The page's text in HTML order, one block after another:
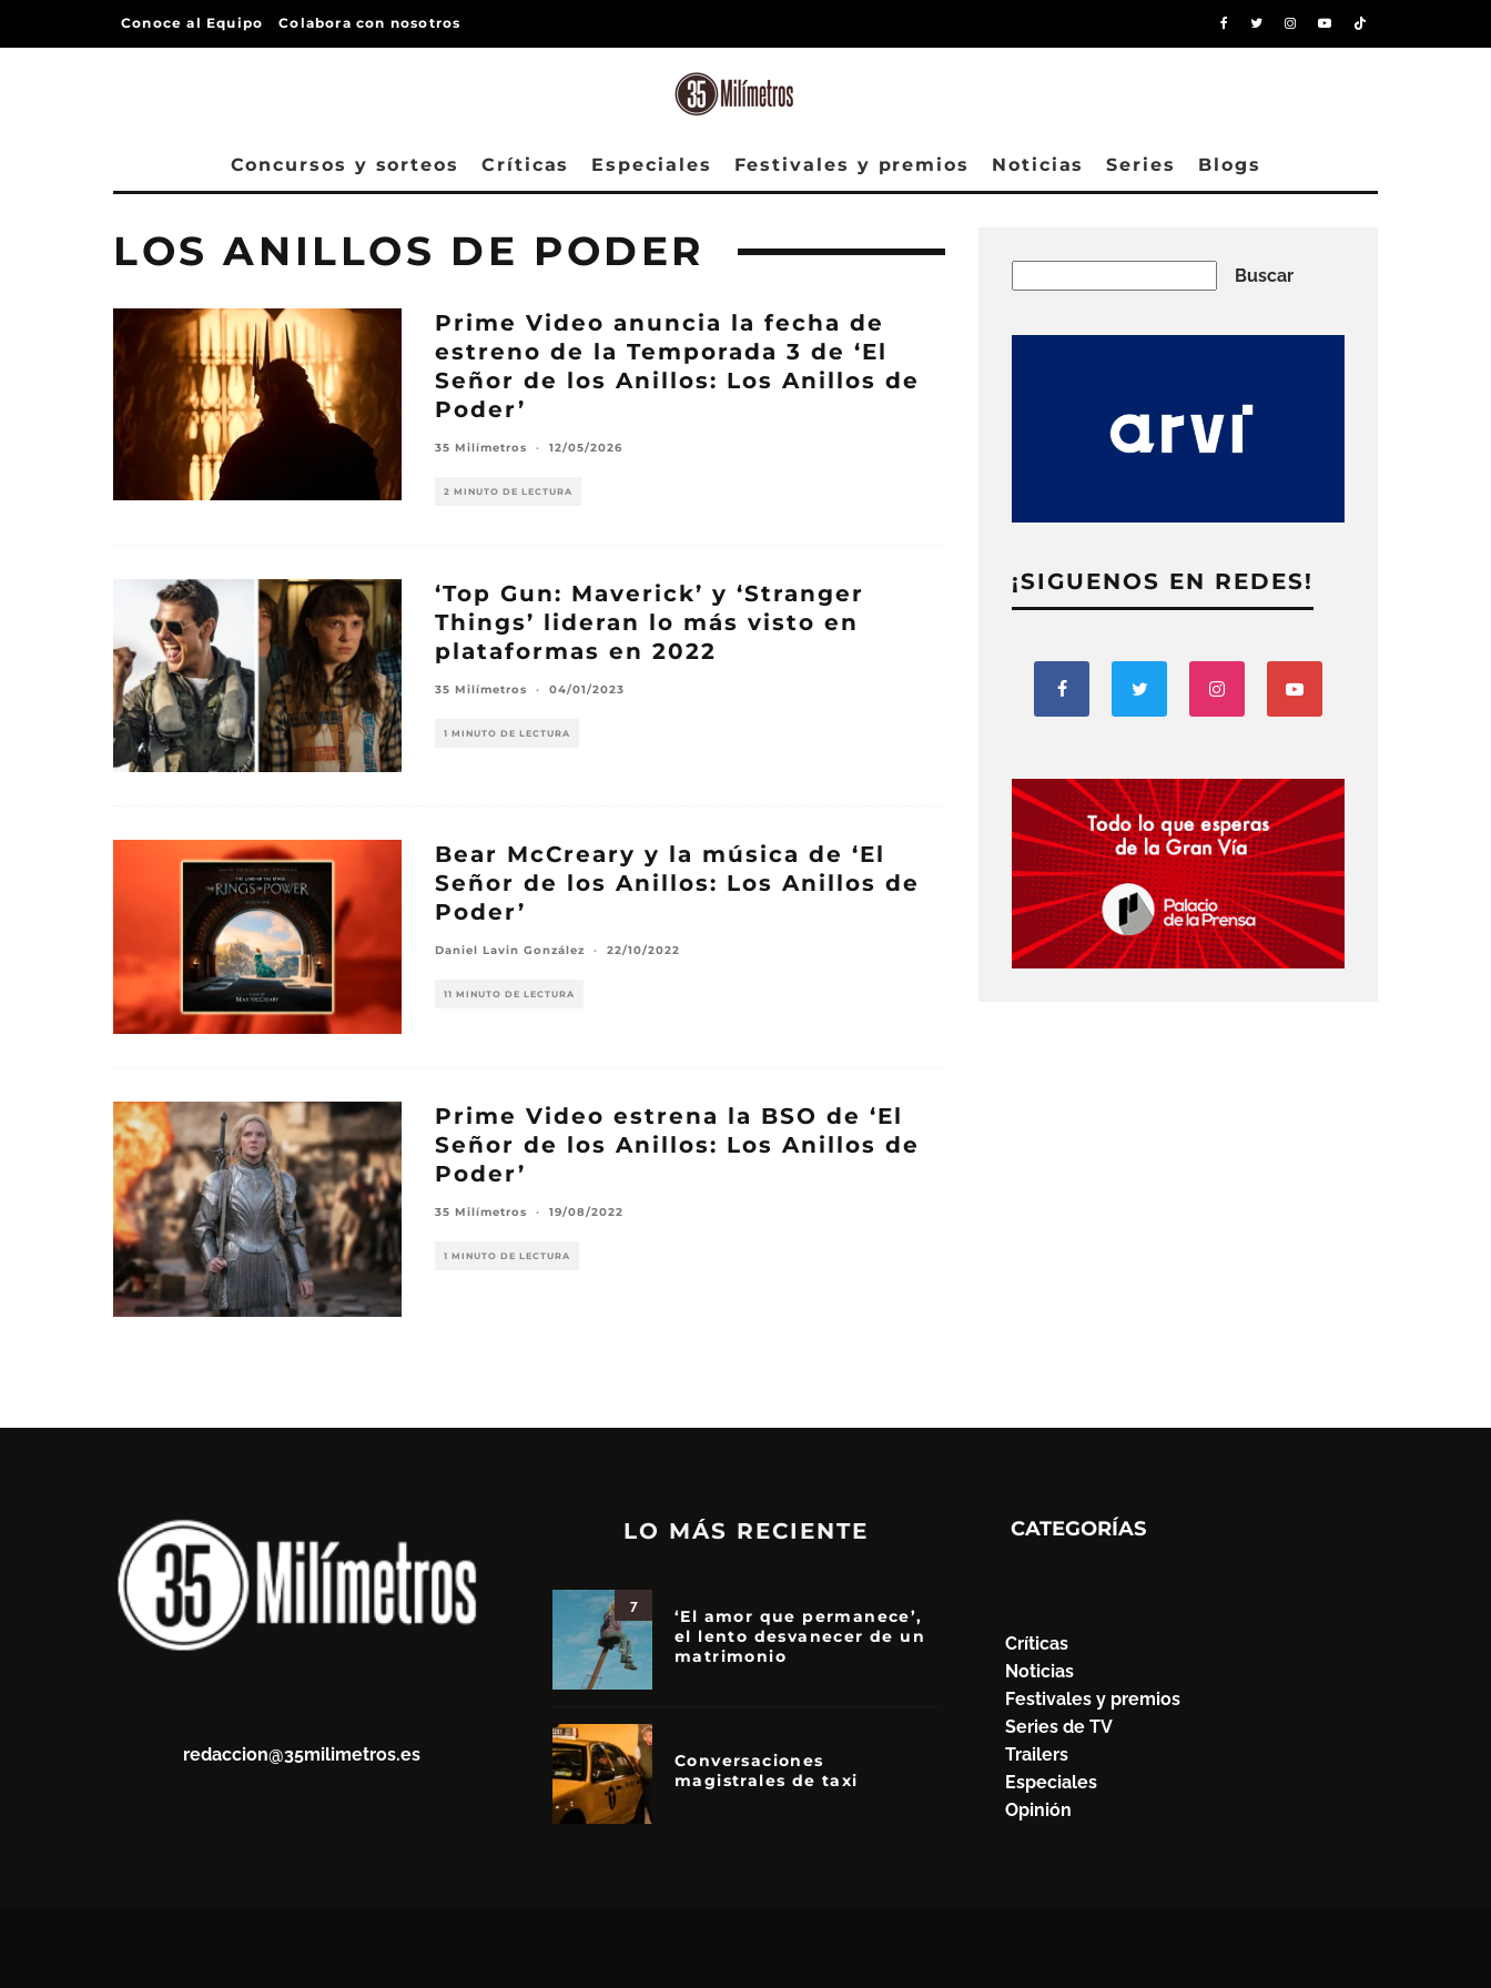
Conoce al Equipo Colabora con nosotros
Concursos y sorteos Críticas Especiales Festivales y premios Noticias Series Blogs
LOS ANILLOS DE PODER
Prime Video anuncia la fecha de
estreno de la Temporada 3 de ‘El
Señor de los Anillos: Los Anillos de
Poder’
35 Milímetros · 12/05/2026
2 MINUTO DE LECTURA
‘Top Gun: Maverick’ y ‘Stranger
Things’ lideran lo más visto en
plataformas en 2022
35 Milímetros · 04/01/2023
1 MINUTO DE LECTURA
Bear McCreary y la música de ‘El
Señor de los Anillos: Los Anillos de
Poder’
Daniel Lavin González · 22/10/2022
11 MINUTO DE LECTURA
Prime Video estrena la BSO de ‘El
Señor de los Anillos: Los Anillos de
Poder’
35 Milímetros · 19/08/2022
1 MINUTO DE LECTURA
Buscar
¡SIGUENOS EN REDES!
redaccion@35milimetros.es
LO MÁS RECIENTE
7
‘El amor que permanece’,
el lento desvanecer de un
matrimonio
Conversaciones
magistrales de taxi
CATEGORÍAS
Críticas
Noticias
Festivales y premios
Series de TV
Trailers
Especiales
Opinión